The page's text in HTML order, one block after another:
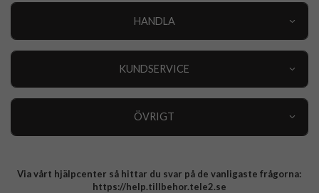
HANDLA
KUNDSERVICE
ÖVRIGT
Integritetspolicy
Via vårt hjälpcenter så hittar du svar på de vanligaste frågorna:
https://help.tillbehor.tele2.se